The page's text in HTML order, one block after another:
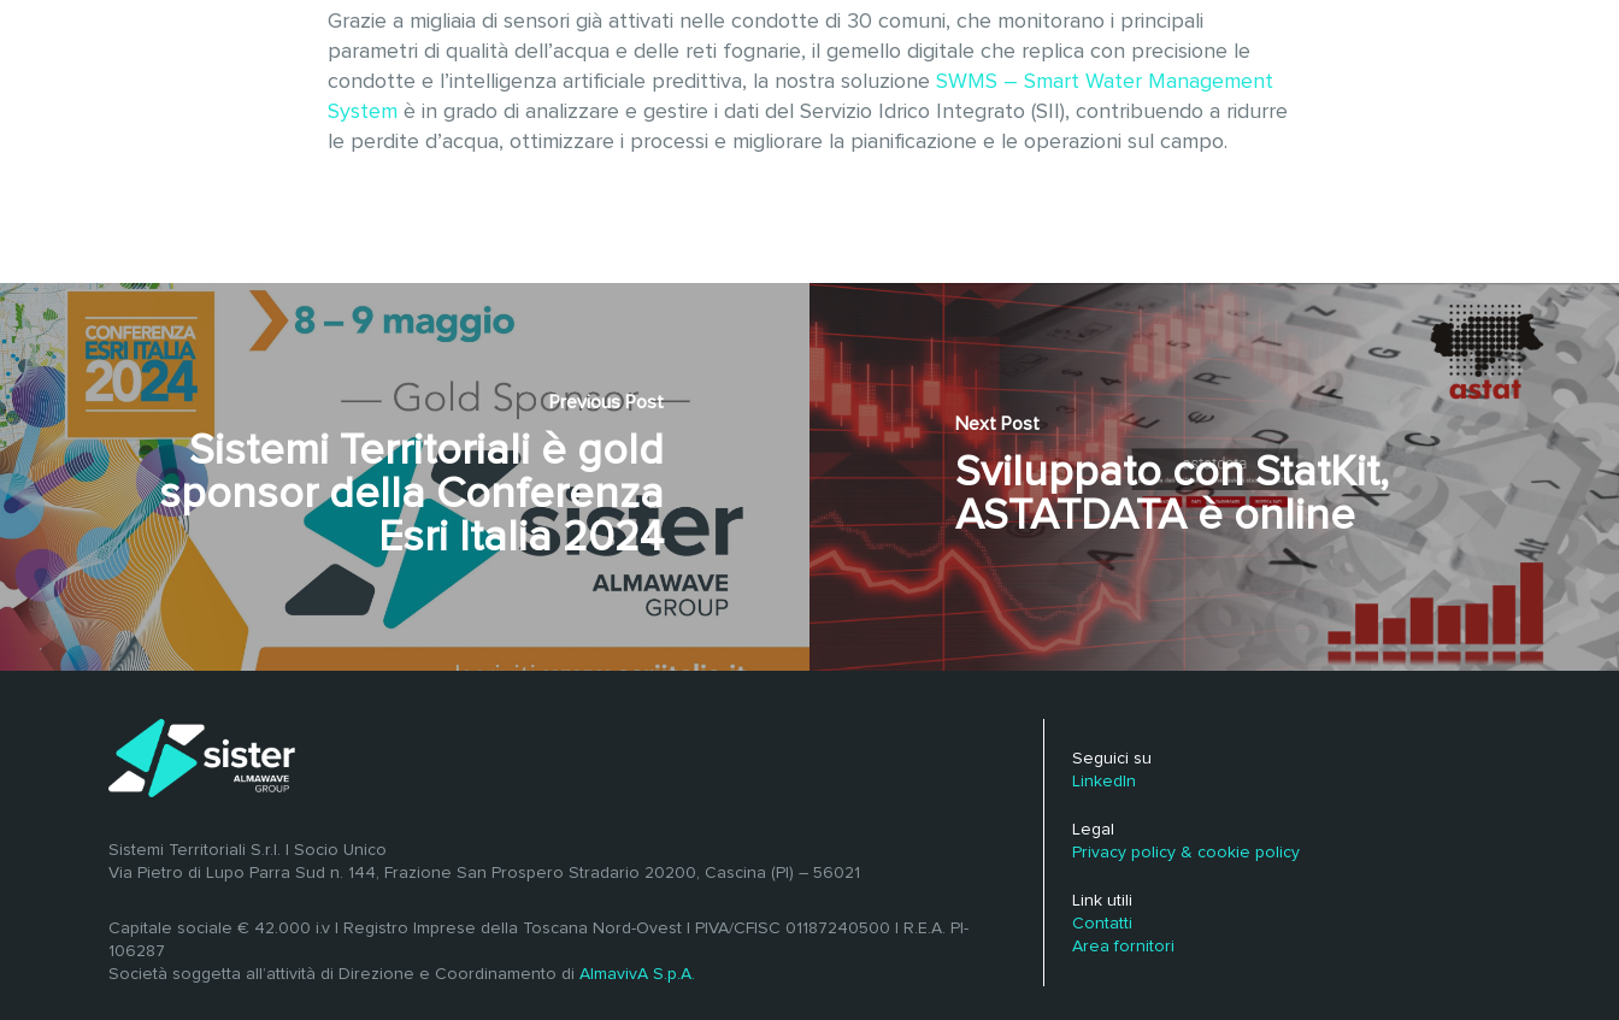
Grazie a migliaia di sensori già attivati nelle condotte di 30 comuni, che monitorano i principali
parametri di qualità dell’acqua e delle reti fognarie, il gemello digitale che replica con precisione le
condotte e l’intelligenza artificiale predittiva, la nostra soluzione SWMS – Smart Water Management
System è in grado di analizzare e gestire i dati del Servizio Idrico Integrato (SII), contribuendo a ridurre
le perdite d’acqua, ottimizzare i processi e migliorare la pianificazione e le operazioni sul campo.
Previous Post
Sistemi Territoriali è gold
sponsor della Conferenza
Esri Italia 2024
Next Post
Sviluppato con StatKit,
ASTATDATA è online
Sistemi Territoriali S.r.l. | Socio Unico
Via Pietro di Lupo Parra Sud n. 144, Frazione San Prospero Stradario 20200, Cascina (PI) – 56021
Capitale sociale € 42.000 i.v | Registro Imprese della Toscana Nord-Ovest | PIVA/CFISC 01187240500 | R.E.A. PI-
106287
Società soggetta all’attività di Direzione e Coordinamento diAlmavivA S.p.A.
Seguici su
LinkedIn
Legal
Privacy policy & cookie policy
Link utili
Contatti
Area fornitori